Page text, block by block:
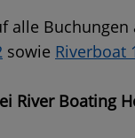
alle
sowie Riverboat
River Boating